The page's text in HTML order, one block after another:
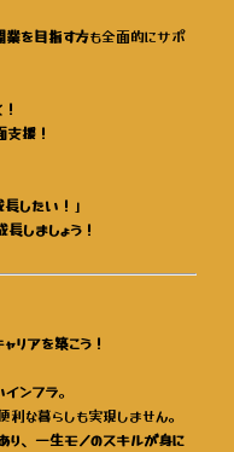
業を目指す方も全面的にサポ
支援！
したい！ 」
しましょう！
リアを築こう！
ンフラ。
な暮らしも実現しません。
り、一生モノのスキルが身に